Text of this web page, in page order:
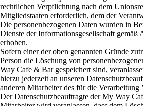
rechtlichen Verpflichtung nach dem
Mitgliedstaaten erforderlich, dem der
Die personenbezogenen Daten wurden in
Dienste der Informationsgesellschaft
erhoben.
Sofern einer der oben genannten Gründe
Person die Löschung von
Way Cafe & Bar gespeichert sind,
hierzu jederzeit an unseren
anderen Mitarbeiter des für die
Der Datenschutzbeauftragte der My Way